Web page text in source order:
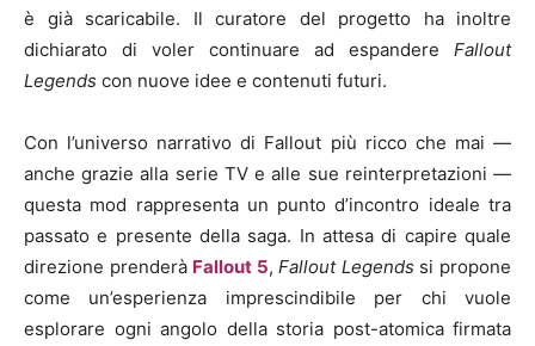
è già scaricabile. Il curatore del progetto ha inoltre
dichiarato di voler continuare ad espandere Fallout
Legends con nuove idee e contenuti futuri.
Con l’universo narrativo di Fallout più ricco che mai —
anche grazie alla serie TV e alle sue reinterpretazioni —
questa mod rappresenta un punto d’incontro ideale tra
passato e presente della saga. In attesa di capire quale
direzione prenderà Fallout 5,Fallout Legends si propone
come un’esperienza imprescindibile per chi vuole
esplorare ogni angolo della storia post-atomica firmata